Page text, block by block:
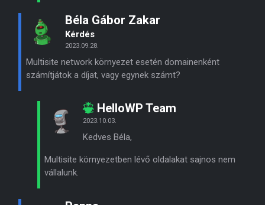
Béla Gábor Zakar
Kérdés
2023.09.28.
Multisite network környezet esetén domainenként
számítjátok a díjat, vagy egynek számt?
HelloWP Team
2023.10.03.
Kedves Béla,
Multisite környezetben lévő oldalakat sajnos nem
vállalunk.